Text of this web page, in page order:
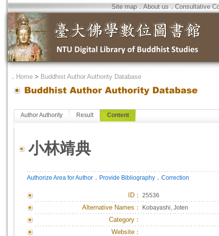
Site map．About us．Consultative
． Home > Buddhist Author Authority Database
Author Authority Result Content
小林靖典
Authorize Area for Author ． Provide Bibliography ． Correction
ID ： 25536
Alternative Names： Kobayashi, Joten
Category：
Website：